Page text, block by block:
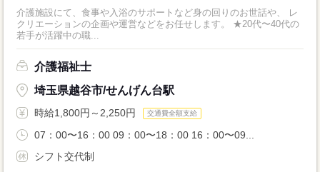
介護施設にて、食事や入浴のサポートなど身の回りのお世話や、 レ
クリエーションの企画や運営などをお任せします。 ★20代〜40代の
若手が活躍中の職...
介護福祉士
埼玉県越谷市/せんげん台駅
時給1,800円～2,250円 交通費全額支給
07：00〜16：00 09：00〜18：00 16：00〜09...
シフト交代制